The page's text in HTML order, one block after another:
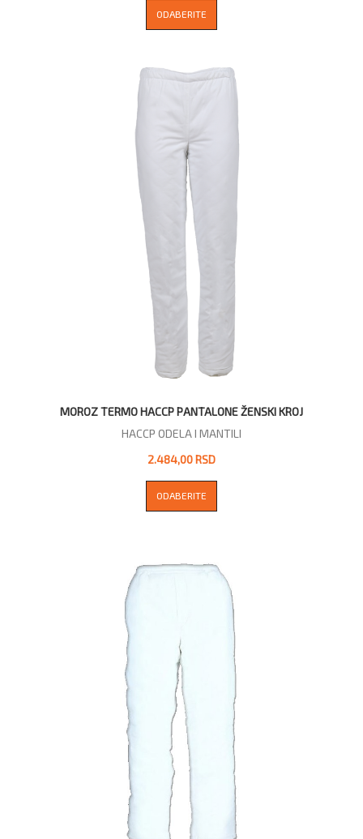
ODABERITE
MOROZ TERMO HACCP PANTALONE ŽENSKI KROJ
HACCP ODELA I MANTILI
2.484,00 RSD
ODABERITE